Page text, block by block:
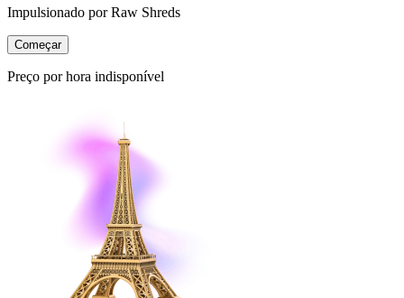
Impulsionado por Raw Shreds
Começar
Preço por hora indisponível